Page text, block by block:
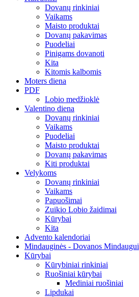
Dovanų rinkiniai
Vaikams
Maisto produktai
Dovanų pakavimas
Puodeliai
Pinigams dovanoti
Kita
Kitomis kalbomis
Moters diena
PDF
Lobio medžioklė
Valentino diena
Dovanų rinkiniai
Vaikams
Puodeliai
Maisto produktai
Dovanų pakavimas
Kiti produktai
Velykoms
Dovanų rinkiniai
Vaikams
Papuošimai
Zuikio Lobio žaidimai
Kūrybai
Kita
Advento kalendoriai
Mindauginės - Dovanos Mindaugui
Kūrybai
Kūrybiniai rinkiniai
Ruošiniai kūrybai
Mediniai ruošiniai
Lipdukai